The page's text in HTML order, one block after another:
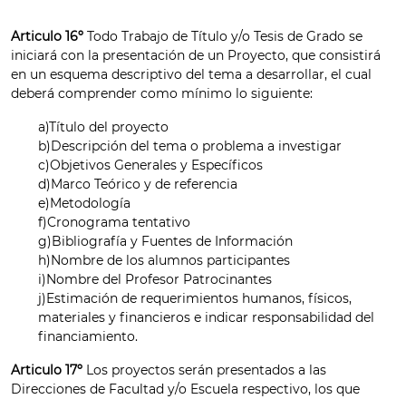
Articulo 16º Todo Trabajo de Título y/o Tesis de Grado se
iniciará con la presentación de un Proyecto, que consistirá
en un esquema descriptivo del tema a desarrollar, el cual
deberá comprender como mínimo lo siguiente:
a)Título del proyecto
b)Descripción del tema o problema a investigar
c)Objetivos Generales y Específicos
d)Marco Teórico y de referencia
e)Metodología
f)Cronograma tentativo
g)Bibliografía y Fuentes de Información
h)Nombre de los alumnos participantes
i)Nombre del Profesor Patrocinantes
j)Estimación de requerimientos humanos, físicos,
materiales y financieros e indicar responsabilidad del
financiamiento.
Articulo 17º Los proyectos serán presentados a las
Direcciones de Facultad y/o Escuela respectivo, los que